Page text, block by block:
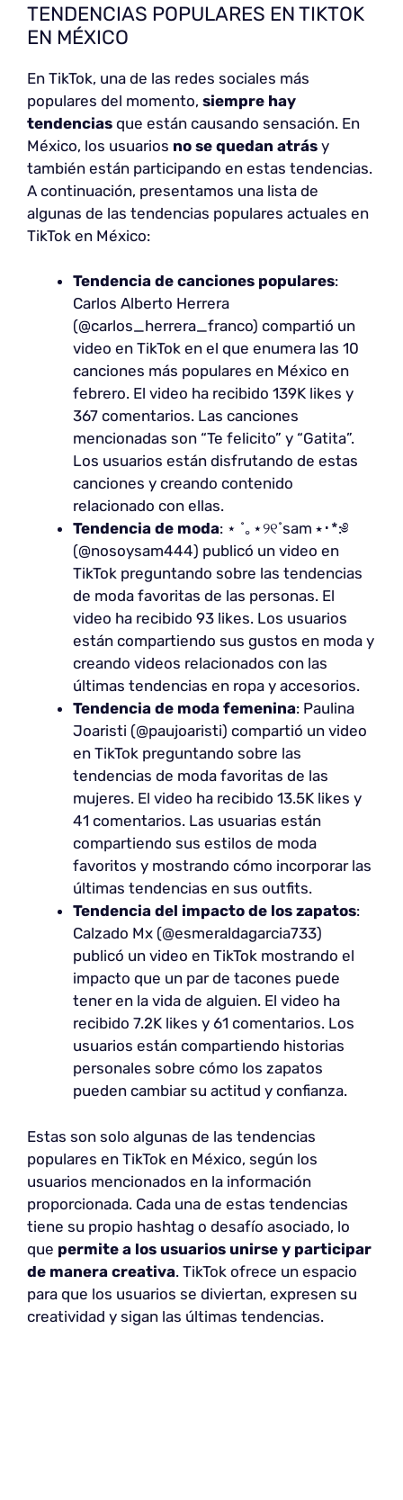
TENDENCIAS POPULARES EN TIKTOK
EN MÉXICO
En TikTok, una de las redes sociales más
populares del momento, siempre hay
tendencias que están causando sensación. En
México, los usuarios no se quedan atrás y
también están participando en estas tendencias.
A continuación, presentamos una lista de
algunas de las tendencias populares actuales en
TikTok en México:
Tendencia de canciones populares:
Carlos Alberto Herrera
(@carlos_herrera_franco) compartió un
video en TikTok en el que enumera las 10
canciones más populares en México en
febrero. El video ha recibido 139K likes y
367 comentarios. Las canciones
mencionadas son “Te felicito” y “Gatita”.
Los usuarios están disfrutando de estas
canciones y creando contenido
relacionado con ellas.
Tendencia de moda: ⋆ ˚｡⋆୨୧˚sam ⭑･*:༅
(@nosoysam444) publicó un video en
TikTok preguntando sobre las tendencias
de moda favoritas de las personas. El
video ha recibido 93 likes. Los usuarios
están compartiendo sus gustos en moda y
creando videos relacionados con las
últimas tendencias en ropa y accesorios.
Tendencia de moda femenina: Paulina
Joaristi (@paujoaristi) compartió un video
en TikTok preguntando sobre las
tendencias de moda favoritas de las
mujeres. El video ha recibido 13.5K likes y
41 comentarios. Las usuarias están
compartiendo sus estilos de moda
favoritos y mostrando cómo incorporar las
últimas tendencias en sus outfits.
Tendencia del impacto de los zapatos:
Calzado Mx (@esmeraldagarcia733)
publicó un video en TikTok mostrando el
impacto que un par de tacones puede
tener en la vida de alguien. El video ha
recibido 7.2K likes y 61 comentarios. Los
usuarios están compartiendo historias
personales sobre cómo los zapatos
pueden cambiar su actitud y confianza.
Estas son solo algunas de las tendencias
populares en TikTok en México, según los
usuarios mencionados en la información
proporcionada. Cada una de estas tendencias
tiene su propio hashtag o desafío asociado, lo
que permite a los usuarios unirse y participar
de manera creativa. TikTok ofrece un espacio
para que los usuarios se diviertan, expresen su
creatividad y sigan las últimas tendencias.